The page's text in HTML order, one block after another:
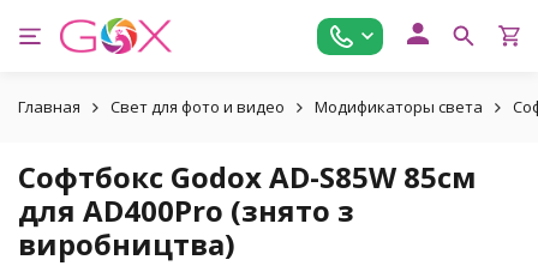
Главная Свет для фото и видео Модификаторы света
Софтбокс Godox AD-S85W 85см
для AD400Pro (знято з
виробництва)